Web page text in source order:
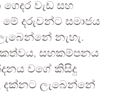
ගෙදර වැඩ සහ
දරුවන්ට සමාජය
නැහැ.
සහකම්පනය
වගේ කිසිදු
දක්නට ලැබෙන්නේ